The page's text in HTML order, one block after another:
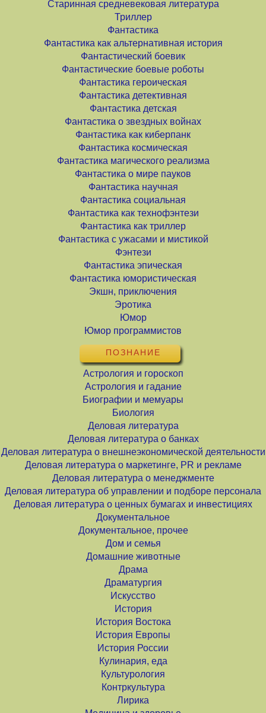
Старинная средневековая литература
Триллер
Фантастика
Фантастика как альтернативная история
Фантастический боевик
Фантастические боевые роботы
Фантастика героическая
Фантастика детективная
Фантастика детская
Фантастика о звездных войнах
Фантастика как киберпанк
Фантастика космическая
Фантастика магического реализма
Фантастика о мире пауков
Фантастика научная
Фантастика социальная
Фантастика как технофэнтези
Фантастика как триллер
Фантастика с ужасами и мистикой
Фэнтези
Фантастика эпическая
Фантастика юмористическая
Экшн, приключения
Эротика
Юмор
Юмор программистов
ПОЗНАНИЕ
Астрология и гороскоп
Астрология и гадание
Биографии и мемуары
Биология
Деловая литература
Деловая литература о банках
Деловая литература о внешнеэкономической деятельности
Деловая литература о маркетинге, PR и рекламе
Деловая литература о менеджменте
Деловая литература об управлении и подборе персонала
Деловая литература о ценных бумагах и инвестициях
Документальное
Документальное, прочее
Дом и семья
Домашние животные
Драма
Драматургия
Искусство
История
История Востока
История Европы
История России
Кулинария, еда
Культурология
Контркультура
Лирика